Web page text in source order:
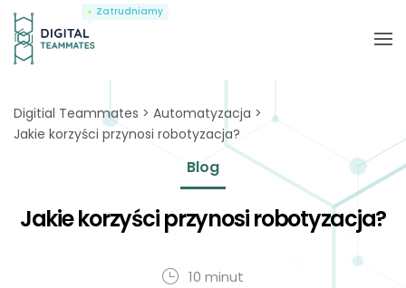
Zatrudniamy
Digitial Teammates
Automatyzacja
Jakie korzyści przynosi robotyzacja?
Blog
Jakie korzyści przynosi robotyzacja?
10 minut